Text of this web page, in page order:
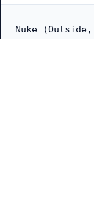
Nuke (Outside,